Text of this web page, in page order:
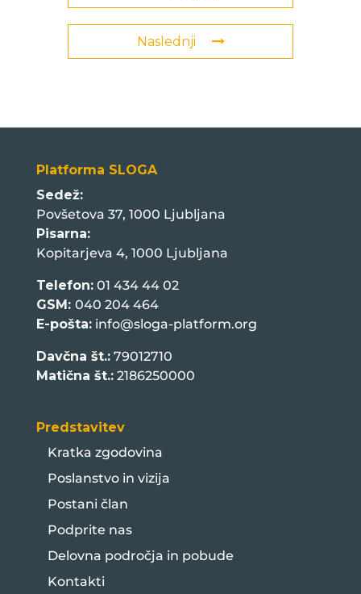
Naslednji
Platforma SLOGA
Sedež:
Povšetova 37, 1000 Ljubljana
Pisarna:
Kopitarjeva 4, 1000 Ljubljana
Telefon:01 434 44 02
GSM: 040 204 464
E-pošta: info@sloga-platform.org
Davčna št.:79012710
Matična št.:2186250000
Predstavitev
Kratka zgodovina
Poslanstvo in vizija
Postani član
Podprite nas
Delovna področja in pobude
Kontakti